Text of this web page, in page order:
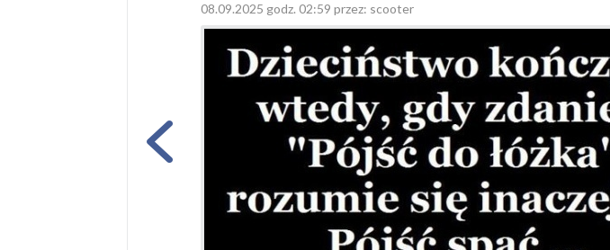
08.09.2025 godz. 02:59 przez: scooter